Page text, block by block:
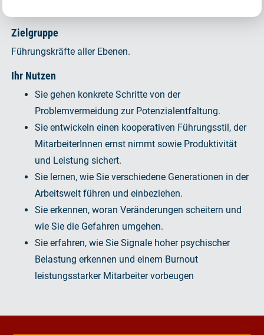
Zielgruppe
Führungskräfte aller Ebenen.
Ihr Nutzen
Sie gehen konkrete Schritte von der
Problemvermeidung zur Potenzialentfaltung.
Sie entwickeln einen kooperativen Führungsstil, der
MitarbeiterInnen ernst nimmt sowie Produktivität
und Leistung sichert.
Sie lernen, wie Sie verschiedene Generationen in der
Arbeitswelt führen und einbeziehen.
Sie erkennen, woran Veränderungen scheitern und
wie Sie die Gefahren umgehen.
Sie erfahren, wie Sie Signale hoher psychischer
Belastung erkennen und einem Burnout
leistungsstarker Mitarbeiter vorbeugen